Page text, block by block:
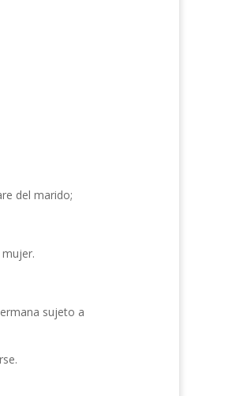
del marido;
sujeto a